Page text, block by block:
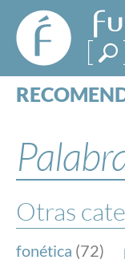
FundéuRAE
- Fundación
del Español
Urgente
NOTICIAS
SOBRE LA
Otras
fonética (72)